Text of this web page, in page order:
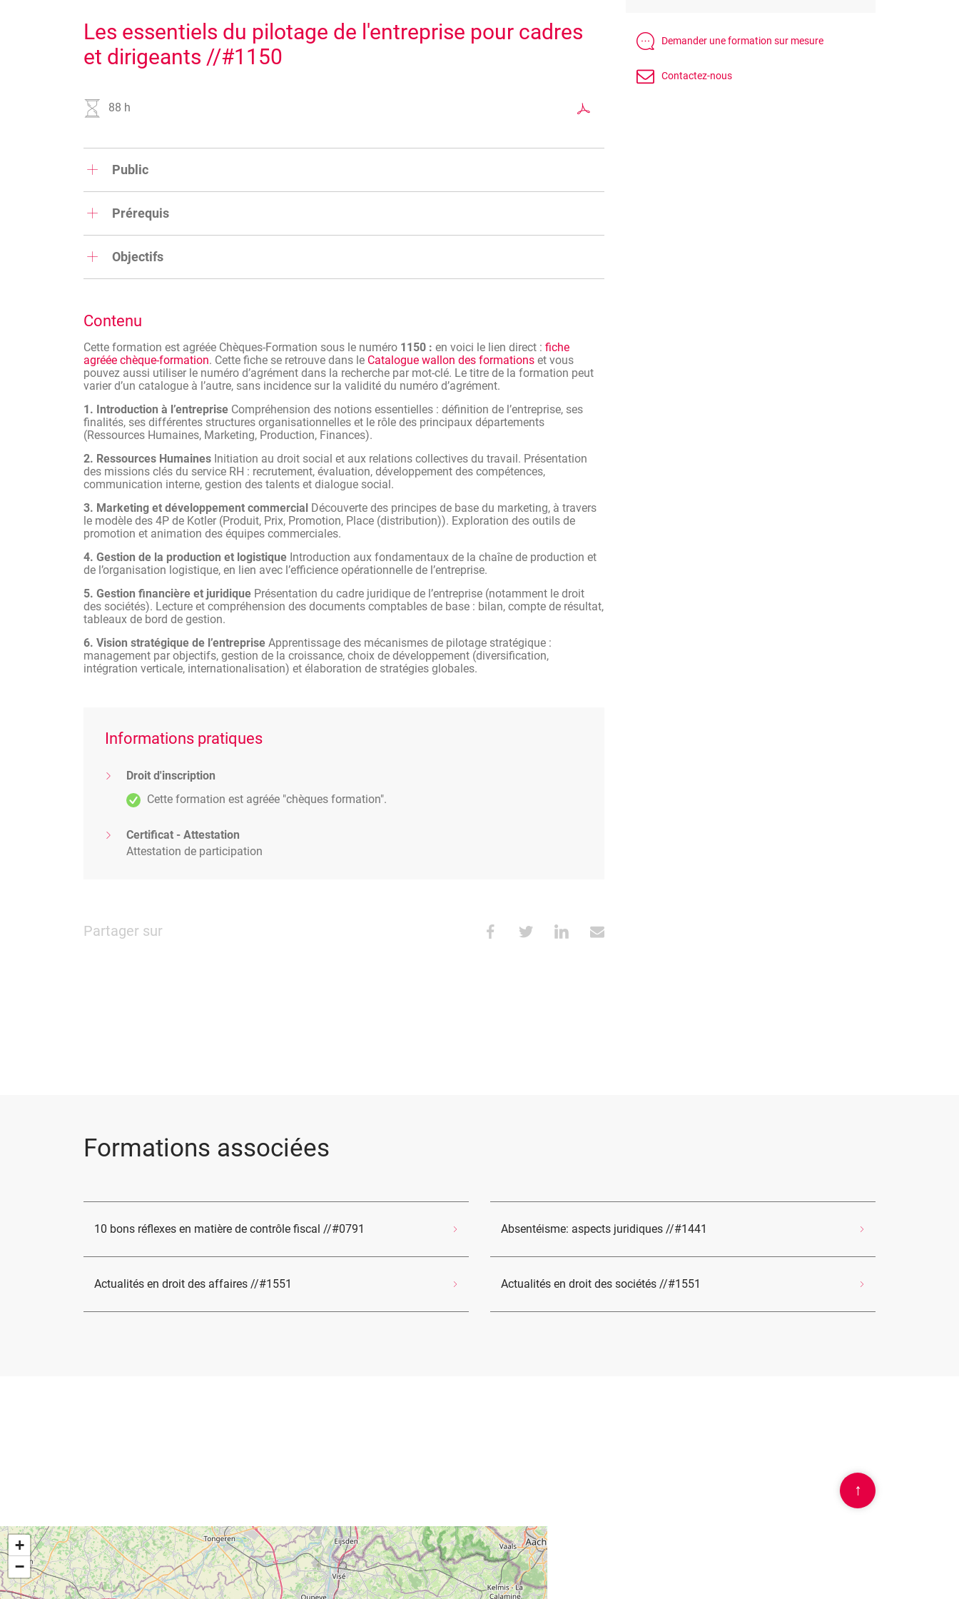
Les essentiels du pilotage de l'entreprise pour cadres
et dirigeants //#1150
88 h
Public
entreprise (mandataire, directeur, cadre).
Prérequis
mais il est recommandé d'être actif ou prochainement actif au sein d'une organisation.
Objectifs
Analyser et identifier des pistes d’amélioration
Exercer une prise de décision éclairéeen s’appuyant sur une compréhension globale du
fonctionnement de l’entreprise.
Contenu
Cette formation est agréée Chèques-Formation sous le numéro 1150 : en voici le lien direct : fiche
agréée chèque-formation. Cette fiche se retrouve dans le Catalogue wallon des formations et vous
pouvez aussi utiliser le numéro d’agrément dans la recherche par mot-clé. Le titre de la formation peut
varier d’un catalogue à l’autre, sans incidence sur la validité du numéro d’agrément.
1. Introduction à l’entreprise Compréhension des notions essentielles : définition de l’entreprise, ses
finalités, ses différentes structures organisationnelles et le rôle des principaux départements
(Ressources Humaines, Marketing, Production, Finances).
2. Ressources Humaines Initiation au droit social et aux relations collectives du travail. Présentation
des missions clés du service RH : recrutement, évaluation, développement des compétences,
communication interne, gestion des talents et dialogue social.
3. Marketing et développement commercial Découverte des principes de base du marketing, à travers
le modèle des 4P de Kotler (Produit, Prix, Promotion, Place (distribution)). Exploration des outils de
promotion et animation des équipes commerciales.
4. Gestion de la production et logistique Introduction aux fondamentaux de la chaîne de production et
de l’organisation logistique, en lien avec l’efficience opérationnelle de l’entreprise.
5. Gestion financière et juridique Présentation du cadre juridique de l’entreprise (notamment le droit
des sociétés). Lecture et compréhension des documents comptables de base : bilan, compte de résultat,
tableaux de bord de gestion.
6. Vision stratégique de l’entreprise Apprentissage des mécanismes de pilotage stratégique :
management par objectifs, gestion de la croissance, choix de développement (diversification,
intégration verticale, internationalisation) et élaboration de stratégies globales.
Informations pratiques
Droit d'inscription
Cette formation est agréée "chèques formation".
Certificat - Attestation
Attestation de participation
Partager sur
Formations associées
10 bons réflexes en matière de contrôle fiscal //#0791 Absentéisme: aspects juridiques //#1441
Actualités en droit des affaires //#1551 Actualités en droit des sociétés //#1551
↑
+
−